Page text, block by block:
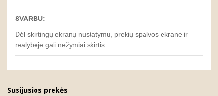
SVARBU:
Dėl skirtingų ekranų nustatymų, prekių spalvos ekrane ir
realybėje gali nežymiai skirtis.
Susijusios prekės